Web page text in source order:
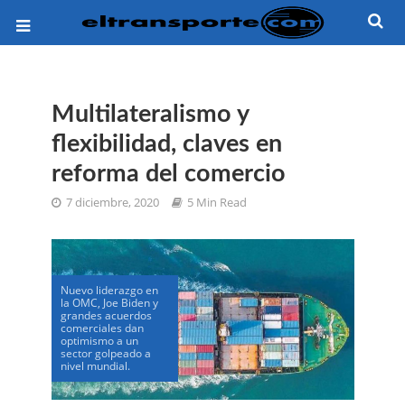
Multilateralismo y
flexibilidad, claves en
reforma del comercio
7 diciembre, 2020 5 Min Read
Nuevo liderazgo en
la OMC, Joe Biden y
grandes acuerdos
comerciales dan
optimismo a un
sector golpeado a
nivel mundial.